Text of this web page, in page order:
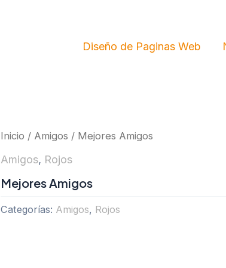
Diseño de Paginas Web
Inicio / Amigos / Mejores Amigos
Amigos, Rojos
Mejores Amigos
Categorías: Amigos, Rojos